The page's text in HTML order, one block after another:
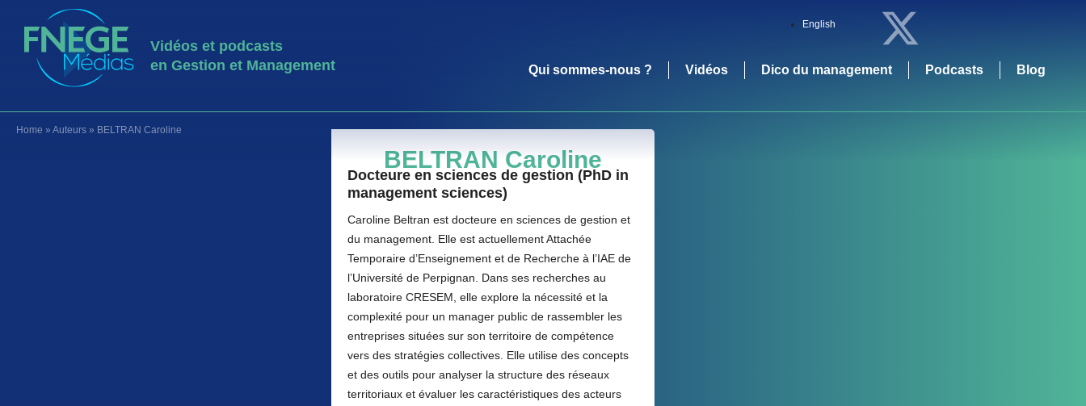
Vidéos et podcasts
en Gestion et Management
English
Qui sommes-nous ? Vidéos Dico du management Podcasts Blog
Home » Auteurs » BELTRAN Caroline
BELTRAN Caroline
Docteure en sciences de gestion (PhD in
management sciences)
Caroline Beltran est docteure en sciences de gestion et
du management. Elle est actuellement Attachée
Temporaire d’Enseignement et de Recherche à l’IAE de
l’Université de Perpignan. Dans ses recherches au
laboratoire CRESEM, elle explore la nécessité et la
complexité pour un manager public de rassembler les
entreprises situées sur son territoire de compétence
vers des stratégies collectives. Elle utilise des concepts
et des outils pour analyser la structure des réseaux
territoriaux et évaluer les caractéristiques des acteurs